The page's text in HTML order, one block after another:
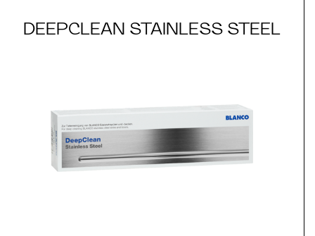
DEEPCLEAN STAINLESS STEEL